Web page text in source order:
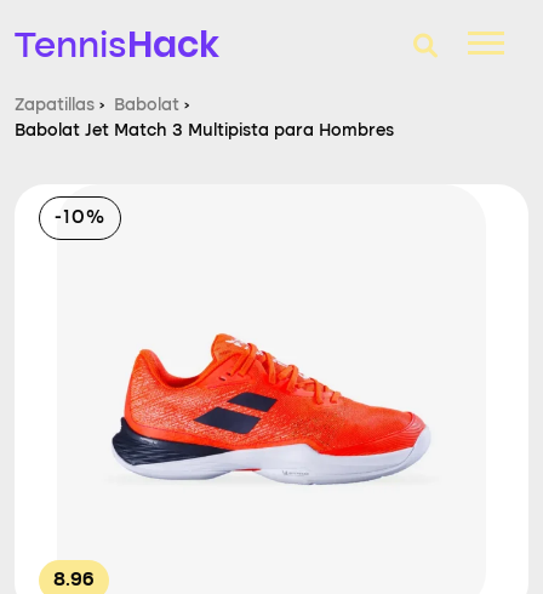
TennisHack
T-Finder
Raquetas de tenis
Consultorio
Blog
Zapatillas › Babolat ›
Babolat Jet Match 3 Multipista para Hombres
-10%
8.96